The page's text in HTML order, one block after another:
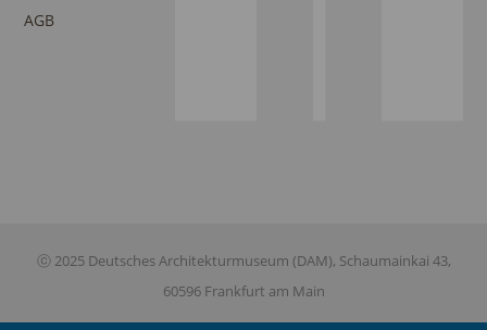
AGB
ⓒ 2025 Deutsches Architekturmuseum (DAM), Schaumainkai 43,
60596 Frankfurt am Main